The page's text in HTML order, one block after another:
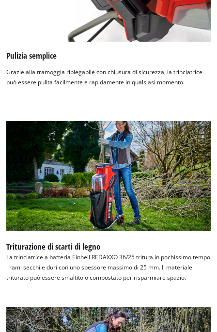
Pulizia semplice
Grazie alla tramoggia ripiegabile con chiusura di sicurezza, la trinciatrice
può essere pulita facilmente e rapidamente in qualsiasi momento.
Triturazione di scarti di legno
La trinciatrice a batteria Einhell REDAXXO 36/25 tritura in pochissimo tempo
i rami secchi e duri con uno spessore massimo di 25 mm. Il materiale
triturato può essere smaltito o compostato per risparmiare spazio.